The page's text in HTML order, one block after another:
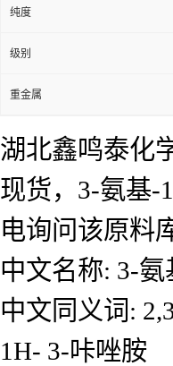
纯度
级别
重金属
湖北鑫鸣泰化
现货，3-氨基-
电询问该原料
中文名称: 3-
中文同义词:
1H- 3-咔唑胺